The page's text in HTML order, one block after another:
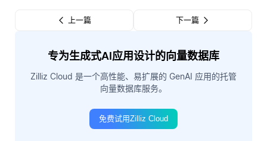
上一篇 下一篇
专为生成式AI应用设计的向量数据库
Zilliz Cloud 是一个高性能、易扩展的 GenAI 应用的托管
向量数据库服务。
免费试用Zilliz Cloud